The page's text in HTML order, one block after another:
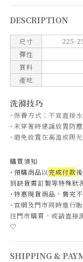
DESCRIPTION
尺寸 225-
彈性
質料
產地
洗滌技巧
˙保養方式：不宜直接
˙未穿著時建議放置防
˙避免放置在高溫或陽
購買須知
˙預購商品以完成付款
到缺貨需訂製等特殊狀
˙特惠現貨商品，售完不
˙官網及門市同時進行
往門市購買，或請直接
♡
SHIPPING &